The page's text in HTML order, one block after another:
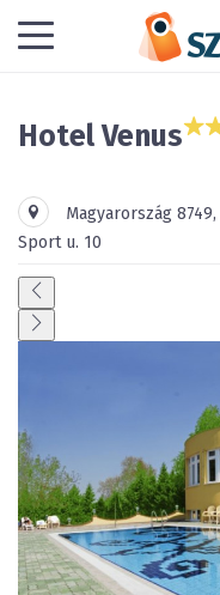
Hotel Venus
Magyarország 8749,
Sport u. 10